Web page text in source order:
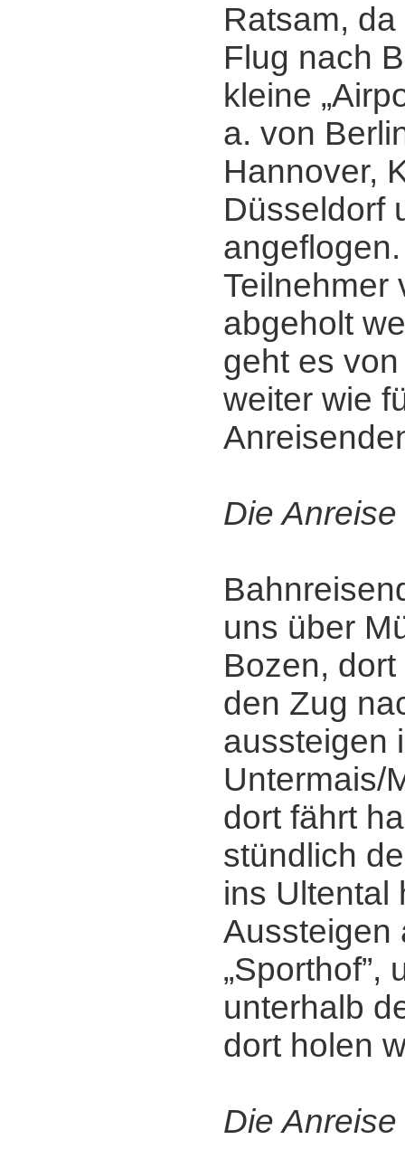
Ratsam,
Flug nach
kleine
a. von
Hannover,
Düsseldorf
Teilnehmer
abgeholt
geht es
weiter wie
Die
uns über
Bozen,
den Zug
aussteigen
Untermais/
dort fährt
stündlich
ins Ultental
Aussteigen
„Sporthof”,
unterhalb
dort holen
Die